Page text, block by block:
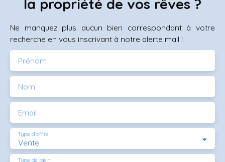
la propriété de vos rêves ?
Ne manquez plus aucun bien correspondant à votre
recherche en vous inscrivant à notre alerte mail !
Prénom
Nom
Email
Vente
Type d'offre
Type de bien